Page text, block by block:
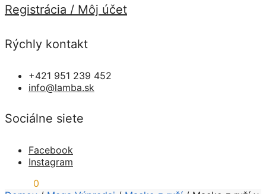
Registrácia / Môj účet
Rýchly kontakt
+421 951 239 452
info@lamba.sk
Sociálne siete
Facebook
Instagram
0